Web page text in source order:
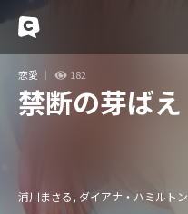
恋愛 182
禁断の芽ばえ
浦川まさる, ダイアナ・ハミルトン